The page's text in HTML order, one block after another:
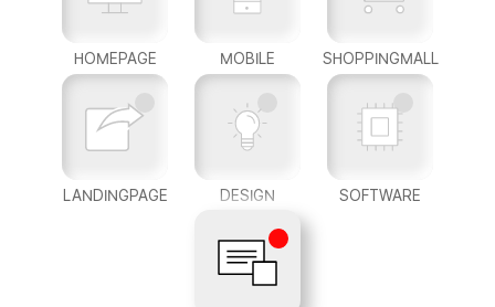
HOMEPAGE MOBILE SHOPPINGMALL
LANDINGPAGE DESIGN SOFTWARE